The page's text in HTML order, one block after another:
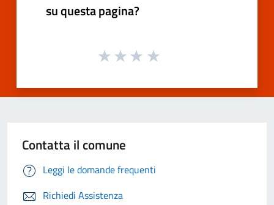
su questa pagina?
Contatta il comune
Leggi le domande frequenti
Richiedi Assistenza